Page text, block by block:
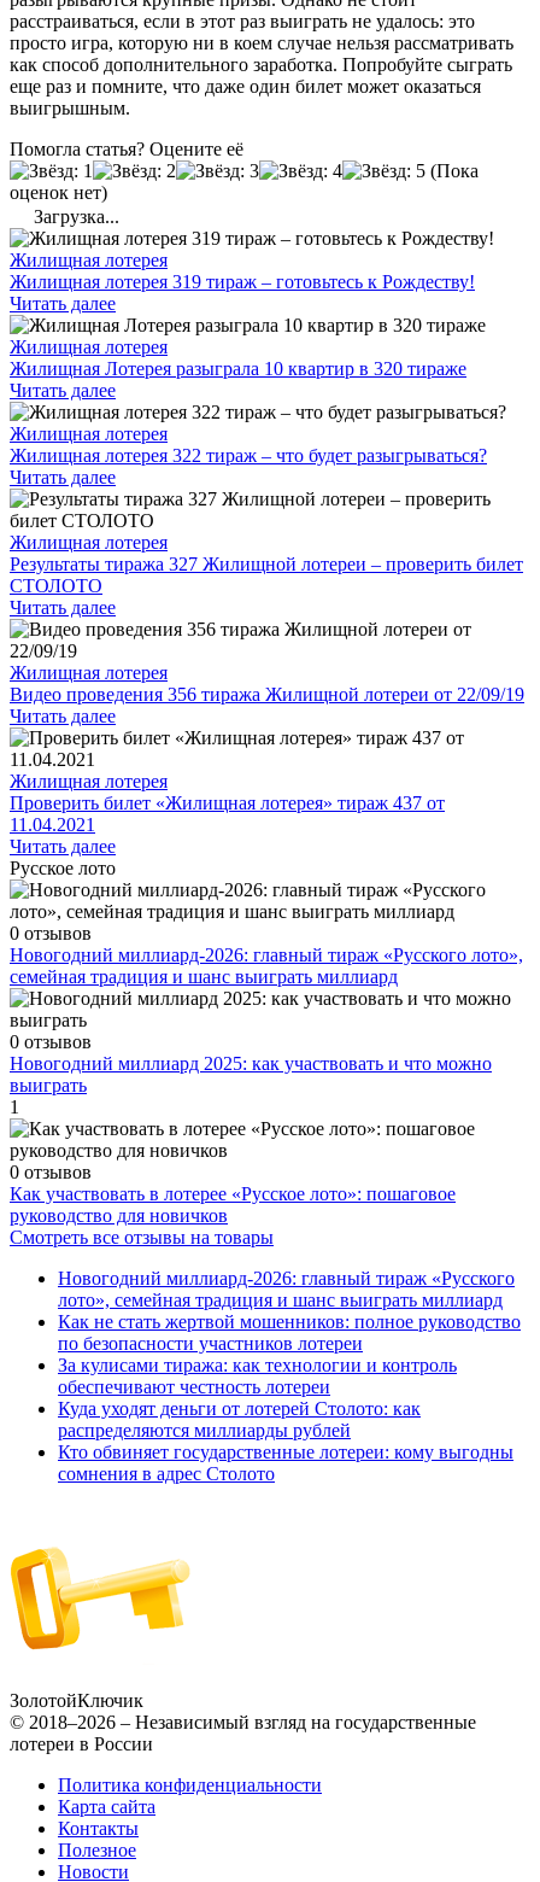
расстраиваться, если в этот раз выиграть не удалось: это
просто игра, которую ни в коем случае нельзя рассматривать
как способ дополнительного заработка. Попробуйте сыграть
еще раз и помните, что даже один билет может оказаться
выигрышным.
Помогла статья? Оцените её
(Пока
оценок нет)
Загрузка...
Жилищная лотерея
Жилищная лотерея 319 тираж – готовьтесь к Рождеству!
Читать далее
Жилищная лотерея
Жилищная Лотерея разыграла 10 квартир в 320 тираже
Читать далее
Жилищная лотерея
Жилищная лотерея 322 тираж – что будет разыгрываться?
Читать далее
Жилищная лотерея
Результаты тиража 327 Жилищной лотереи – проверить билет
СТОЛОТО
Читать далее
Жилищная лотерея
Видео проведения 356 тиража Жилищной лотереи от 22/09/19
Читать далее
Жилищная лотерея
Проверить билет «Жилищная лотерея» тираж 437 от
11.04.2021
Читать далее
Русское лото
0 отзывов
Новогодний миллиард-2026: главный тираж «Русского лото»,
семейная традиция и шанс выиграть миллиард
0 отзывов
Новогодний миллиард 2025: как участвовать и что можно
выиграть
1
0 отзывов
Как участвовать в лотерее «Русское лото»: пошаговое
руководство для новичков
Смотреть все отзывы на товары
Новогодний миллиард-2026: главный тираж «Русского
лото», семейная традиция и шанс выиграть миллиард
Как не стать жертвой мошенников: полное руководство
по безопасности участников лотереи
За кулисами тиража: как технологии и контроль
обеспечивают честность лотереи
Куда уходят деньги от лотерей Столото: как
распределяются миллиарды рублей
Кто обвиняет государственные лотереи: кому выгодны
сомнения в адрес Столото
ЗолотойКлючик
© 2018–2026 – Независимый взгляд на государственные
лотереи в России
Политика конфиденциальности
Карта сайта
Контакты
Полезное
Новости